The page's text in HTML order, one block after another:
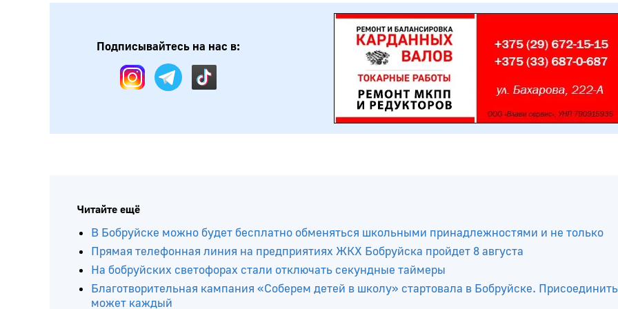
Подписывайтесь на нас в:
Читайте ещё
В Бобруйске можно будет бесплатно обменяться школьными принадлежностями и не только
Прямая телефонная линия на предприятиях ЖКХ Бобруйска пройдет 8 августа
На бобруйских светофорах стали отключать секундные таймеры
Благотворительная кампания «Соберем детей в школу» стартовала в Бобруйске.
может каждый